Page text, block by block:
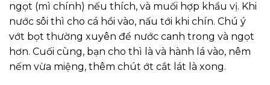
ngọt (mì chính) nếu thích, và muối hợp khẩu vị. Khi
nước sôi thì cho cá hồi vào, nấu tới khi chín. Chú ý
vớt bọt thường xuyên để nước canh trong và ngọt
hơn. Cuối cùng, bạn cho thì là và hành lá vào, nêm
nếm vừa miệng, thêm chút ớt cắt lát là xong.